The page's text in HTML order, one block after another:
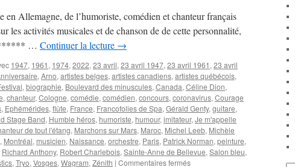
Allemagne, de l’humoriste, comédien et chanteur français
les activités musicales et de chanson de de cette personnalité,
… Continuer la lecture →
1947, 1961 , 1974, 2022, 23 avril, 23 avril 1947, 23 avril 1961 , 23 avril
, Arno, artistes belges, artistes canadiens, artistes québécois,
, biographie, Boulevard des minuscules, Canada, Céline Dion,
, chanteur, Cologne, comédie, comédien, concours, coronavirus, Courage
, Ephémérides, flûte, France, Francofolies de Spa, Gérald Genty, guitare,
Stage Band, Humble héros, humoriste, humour, imitateur, Je m'appelle
de tout l'étang, Marchons sur Mars, Maroc, Michel Leeb, Michèle
, Montréal, musicien, Naissance, orchestre, Paris, Patrick Norman, peinture,
Richard Anthony, Robert Charlebois, Sainte-Anne de Bellevue, Salon bleu,
, Tryo, Vosges, Wagram, Zénith | Commentaires ferméssur